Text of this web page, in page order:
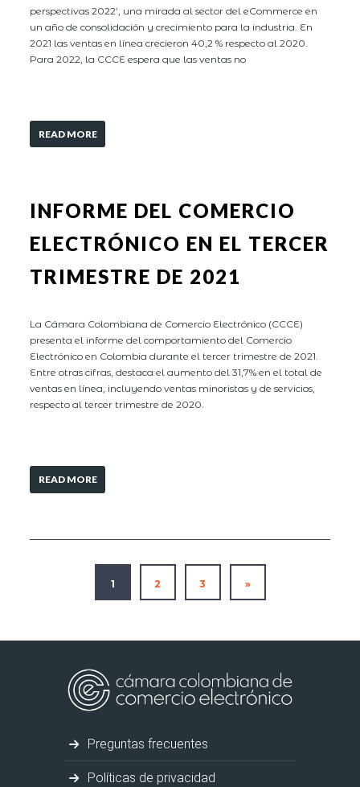
perspectivas 2022’, una mirada al sector del eCommerce en
un año de consolidación y crecimiento para la industria. En
2021 las ventas en línea crecieron 40,2 % respecto al 2020.
Para 2022, la CCCE espera que las ventas no
READ MORE
INFORME DEL COMERCIO
ELECTRÓNICO EN EL TERCER
TRIMESTRE DE 2021
La Cámara Colombiana de Comercio Electrónico (CCCE)
presenta el informe del comportamiento del Comercio
Electrónico en Colombia durante el tercer trimestre de 2021.
Entre otras cifras, destaca el aumento del 31,7% en el total de
ventas en línea, incluyendo ventas minoristas y de servicios,
respecto al tercer trimestre de 2020.
READ MORE
1 2 3 »
Preguntas frecuentes
Políticas de privacidad